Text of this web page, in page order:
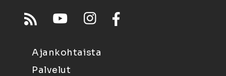
Ajankohtaista
Palvelut